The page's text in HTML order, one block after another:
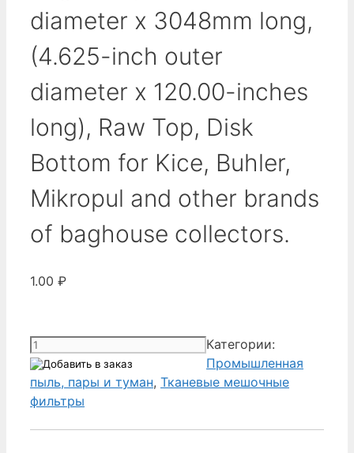
diameter x 3048mm long,
(4.625-inch outer
diameter x 120.00-inches
long), Raw Top, Disk
Bottom for Kice, Buhler,
Mikropul and other brands
of baghouse collectors.
1.00 ₽
Количество
товара
Donaldson
P281453-
Категории:
Промышленная
пыль, пары и туман, Тканевые мешочные
фильтры